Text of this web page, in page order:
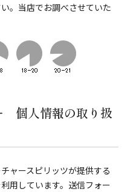
。当店でお調べさせていた
個人情報の取り扱
ャースピリッツが提供する
用しています。送信フォー